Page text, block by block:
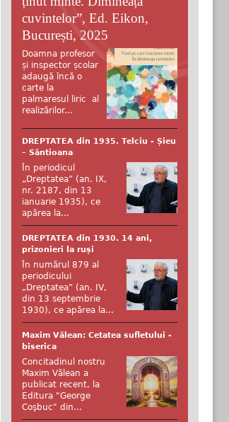
cuvintelor”, Ed. Eikon,
București, 2025
Doamna profesor
și inspector școlar
adaugă încă o
carte la
palmaresul liric al
realizărilor...
DREPTATEA din 1935. Telciu - Șieu
– Sântioana
În periodicul
„Dreptatea” (an. IX,
nr. 2187, din 13
ianuarie 1935), ce
apărea la...
DREPTATEA din 1930. 14 ani,
prizonieri la ruși
În numărul 879 al
periodicului
„Dreptatea” (an. IV,
din 13 septembrie
1930), ce apărea la...
Maxim Vălean: Cetatea sufletului -
biserica
Concitadinul nostru
Maxim Vălean a
publicat recent, la
Editura "George
Coşbuc" din...